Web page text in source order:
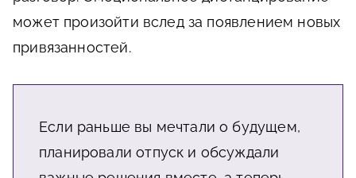
может произойти вслед за появлением новых
привязанностей.
Если раньше вы мечтали о будущем,
планировали отпуск и обсуждали